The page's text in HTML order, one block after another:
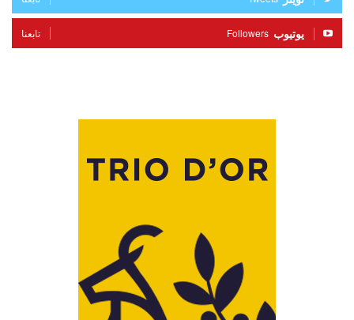
يوتيوب Followers تابعنا